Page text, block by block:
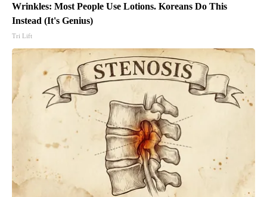
Wrinkles: Most People Use Lotions. Koreans Do This
Instead (It's Genius)
Tri Lift